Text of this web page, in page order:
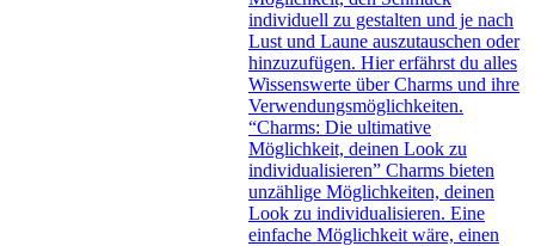
individuell zu gestalten und je nach
Lust und Laune auszutauschen oder
hinzuzufügen. Hier erfährst du alles
Wissenswerte über Charms und ihre
Verwendungsmöglichkeiten.
“Charms: Die ultimative
Möglichkeit, deinen Look zu
individualisieren” Charms bieten
unzählige Möglichkeiten, deinen
Look zu individualisieren. Eine
einfache Möglichkeit wäre, einen